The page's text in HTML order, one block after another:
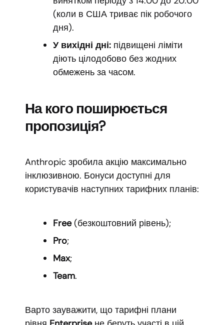
(коли в США триває пік робочого
дня).
У вихідні дні: підвищені ліміти
діють цілодобово без жодних
обмежень за часом.
На кого поширюється
пропозиція?
Anthropic зробила акцію максимально
інклюзивною. Бонуси доступні для
користувачів наступних тарифних планів:
Free(безкоштовний рівень);
Pro;
Max;
Team.
Варто зауважити, що тарифні плани